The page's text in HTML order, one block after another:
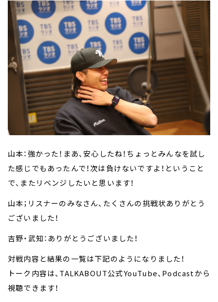
山本：強かった！まあ、安心したね！ちょっとみんなを試し
た感じでもあったんで！次は負けないですよ！ということ
で、またリベンジしたいと思います！
山本；リスナーのみなさん、たくさんの挑戦状ありがとう
ございました！
吉野・武知：ありがとうございました！
対戦内容と結果の一覧は下記のようになりました！
トーク内容は、TALKABOUT公式YouTube、Podcastから
視聴できます！